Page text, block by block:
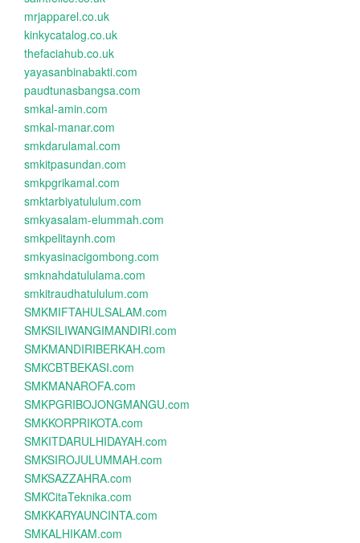
mrjapparel.co.uk
kinkycatalog.co.uk
thefaciahub.co.uk
yayasanbinabakti.com
paudtunasbangsa.com
smkal-amin.com
smkal-manar.com
smkdarulamal.com
smkitpasundan.com
smkpgrikamal.com
smktarbiyatululum.com
smkyasalam-elummah.com
smkpelitaynh.com
smkyasinacigombong.com
smknahdatululama.com
smkitraudhatululum.com
SMKMIFTAHULSALAM.com
SMKSILIWANGIMANDIRI.com
SMKMANDIRIBERKAH.com
SMKCBTBEKASI.com
SMKMANAROFA.com
SMKPGRIBOJONGMANGU.com
SMKKORPRIKOTA.com
SMKITDARULHIDAYAH.com
SMKSIROJULUMMAH.com
SMKSAZZAHRA.com
SMKCitaTeknika.com
SMKKARYAUNCINTA.com
SMKALHIKAM.com